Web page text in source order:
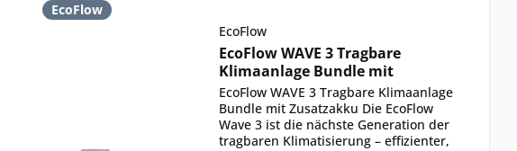
EcoFlow
EcoFlow
EcoFlow WAVE 3 Tragbare
Klimaanlage Bundle mit
Zusatzakku
EcoFlow WAVE 3 Tragbare Klimaanlage
Bundle mit Zusatzakku Die EcoFlow
Wave 3 ist die nächste Generation der
tragbaren Klimatisierung – effizienter,